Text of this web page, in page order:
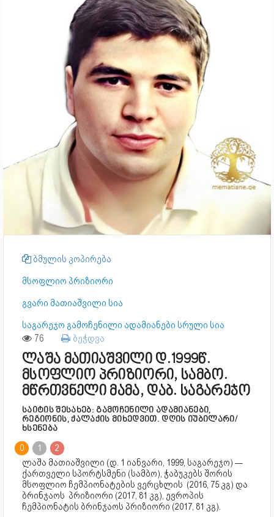
ბმულის კოპირება
მსოფლიო პრიზიორი
გვარი მათიაშვილი სია
საგარეჯო გამოჩენილი ადამიანები სრული სია
76 ბეჭდვა
ლაშა მათიაშვილი დ.1999წ.
მსოფლიო პრიზიორი, სამბო.
მწრთვნელი მამა, დაბ. საგარეჯო
საიტის შესახებ: გამოჩენილი ადამიანები,
რეგიონის, ქალაქის მიხედვით. დღის იუბილარი/
ხსენება
0 1
2
ლაშა მათიაშვილი (დ. 1 იანვარი, 1999, საგარეჯო) —
ქართველი სპორტსმენი (სამბო), ჭაბუკებს შორის
მსოფლიო ჩემპიონატების ვერცხლის (2016, 75 კგ) და
ბრინჯაოს პრიზიორი (2017, 81 კგ), ევროპის
ჩემპიონატის ბრინჯაოს პრიზიორი (2017, 81 კგ).